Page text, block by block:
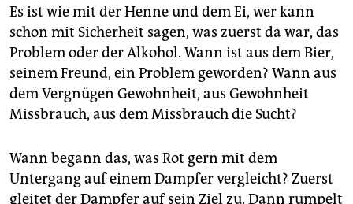
Es ist wie mit der Henne und dem Ei, wer kann
schon mit Sicherheit sagen, was zuerst da war, das
Problem oder der Alkohol. Wann ist aus dem Bier,
seinem Freund, ein Problem geworden? Wann aus
dem Vergnügen Gewohnheit, aus Gewohnheit
Missbrauch, aus dem Missbrauch die Sucht?
Wann begann das, was Rot gern mit dem
Untergang auf einem Dampfer vergleicht? Zuerst
gleitet der Dampfer auf sein Ziel zu. Dann rumpelt